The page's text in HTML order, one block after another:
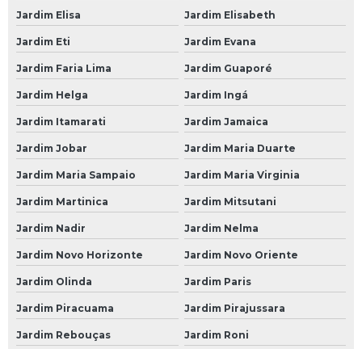
Borracharia 24 Horas no Morumbi
Borracharia 24 Horas SP
Borracheiro 24 Horas
Borracheiro 24 Horas SP
Mecânicas Automotivas
Centro Automotivo
Mecânica Automotiva
Mecânica Automotiva em São Paulo
Mecânica Automotiva em SP
Mecânica Automotiva na Avenida do Estado
Mecânica Automotiva na Paulista
Mecânica Automotiva na Zona Leste
Jardim Elisa Jardim Elisabeth
Jardim Eti Jardim Evana
Jardim Faria Lima Jardim Guaporé
Jardim Helga Jardim Ingá
Jardim Itamarati Jardim Jamaica
Jardim Jobar Jardim Maria Duarte
Jardim Maria Sampaio Jardim Maria Virginia
Jardim Martinica Jardim Mitsutani
Jardim Nadir Jardim Nelma
Jardim Novo Horizonte Jardim Novo Oriente
Jardim Olinda Jardim Paris
Jardim Piracuama Jardim Pirajussara
Jardim Rebouças Jardim Roni